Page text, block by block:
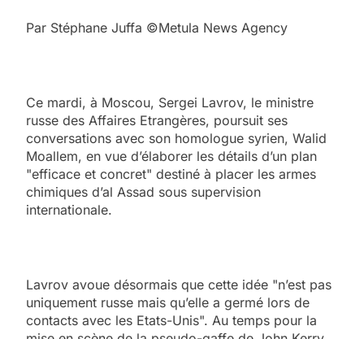
Par Stéphane Juffa ©Metula News Agency
Ce mardi, à Moscou, Sergei Lavrov, le ministre
russe des Affaires Etrangères, poursuit ses
conversations avec son homologue syrien, Walid
Moallem, en vue d’élaborer les détails d’un plan
"efficace et concret" destiné à placer les armes
chimiques d’al Assad sous supervision
internationale.
Lavrov avoue désormais que cette idée "n’est pas
uniquement russe mais qu’elle a germé lors de
contacts avec les Etats-Unis". Au temps pour la